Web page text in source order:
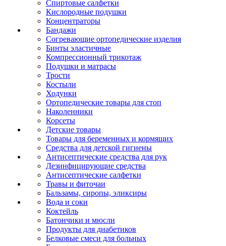
Спиртовые салфетки
Кислородные подушки
Концентраторы
Бандажи
Согревающие ортопедические изделия
Бинты эластичные
Компрессионный трикотаж
Подушки и матрасы
Трости
Костыли
Ходунки
Ортопедические товары для стоп
Наколенники
Корсеты
Детские товары
Товары для беременных и кормящих
Средства для детской гигиены
Антисептические средства для рук
Дезинфицирующие средства
Антисептические салфетки
Травы и фиточаи
Бальзамы, сиропы, эликсиры
Вода и соки
Коктейль
Батончики и мюсли
Продукты для диабетиков
Белковые смеси для больных